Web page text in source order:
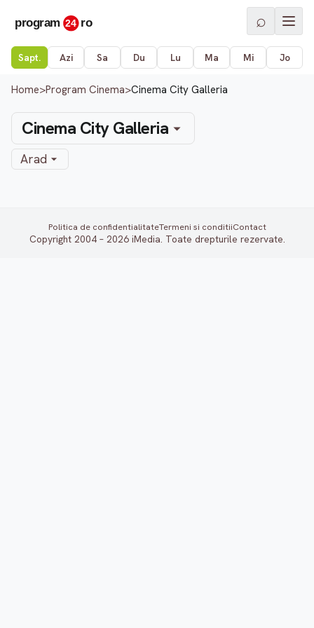
⌕
Sapt. Azi Sa Du Lu Ma Mi Jo
Home>Program Cinema>Cinema City Galleria
Cinema City Galleria
Arad
Politica de confidentialitateTermeni si conditiiContact
Copyright 2004 – 2026 iMedia. Toate drepturile rezervate.